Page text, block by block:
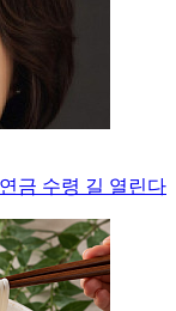
금 수령 길 열린다